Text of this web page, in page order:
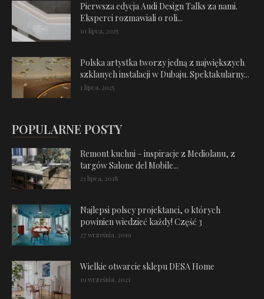
Pierwsza edycja Audi Design Talks za nami.
Eksperci rozmawiali o roli...
10 lipca, 2025
Polska artystka tworzy jedną z największych
szklanych instalacji w Dubaju. Spektakularny...
1 lipca, 2025
POPULARNE POSTY
Remont kuchni – inspiracje z Mediolanu, z
targów Salone del Mobile...
23 lipca, 2018
Najlepsi polscy projektanci, o których
powinien wiedzieć każdy! Część 3
27 września, 2019
Wielkie otwarcie sklepu DESA Home
19 września, 2021